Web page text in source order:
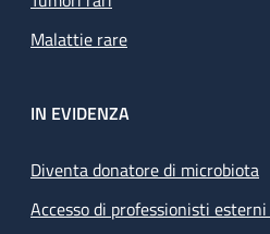
Malattie rare
IN EVIDENZA
Diventa donatore di microbiota
Accesso di professionisti